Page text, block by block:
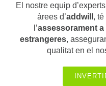
El nostre equip
àrees d’addwill ,
l’assessorament
estrangeres,
qualitat en el